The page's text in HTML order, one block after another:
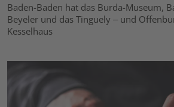
Baden-Baden hat das Burda-Museum,
Beyeler und das Tinguely – und
Kesselhaus